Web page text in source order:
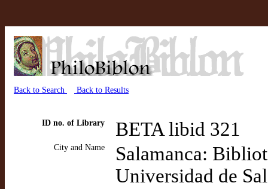
Back to Search Back to Results
ID no. of Library BETA libid 321
City and Name
Salamanca:
Universidad de